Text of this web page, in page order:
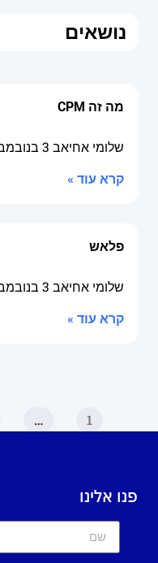
נושאים
מה זה CPM
שלומי אחיאב 3 בנובמבר 2014
קרא עוד »
פלאש
שלומי אחיאב 3 בנובמבר 2014
קרא עוד »
1
…
פנו אלינו